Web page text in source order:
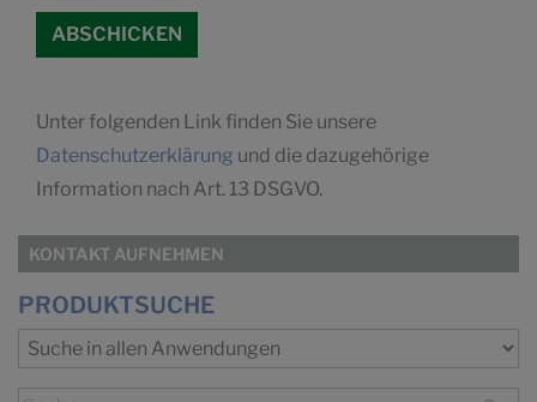
Unter folgenden Link finden Sie unsere
Datenschutzerklärung und die dazugehörige
Information nach Art. 13 DSGVO.
KONTAKT AUFNEHMEN
PRODUKTSUCHE